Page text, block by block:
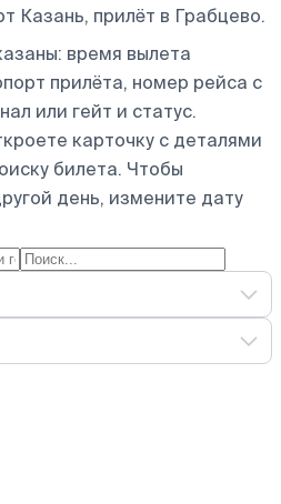
Казань, прилёт в Грабцево.
время вылета
прилёта, номер рейса с
или гейт и статус.
карточку с деталями
билета. Чтобы
день, измените дату